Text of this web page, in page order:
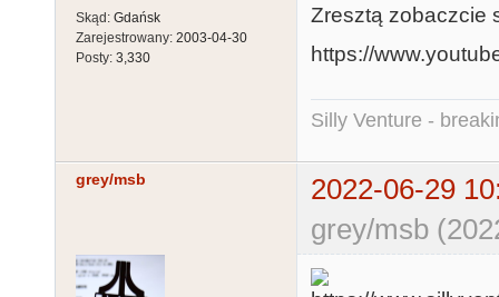
Skąd: Gdańsk
Zarejestrowany: 2003-04-30
Posty: 3,330
Zresztą zobaczcie
https://
Silly Venture -
grey/msb
2022-06-29
grey/msb